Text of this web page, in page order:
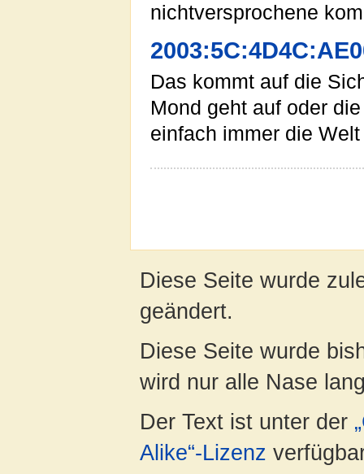
nichtversprochene
Das kommt auf die
Mond geht auf oder
einfach immer die
Diese Seite wurde
geändert.
Diese Seite wurde
wird nur alle Nase
Der Text ist unter der
Alike“-Lizenz